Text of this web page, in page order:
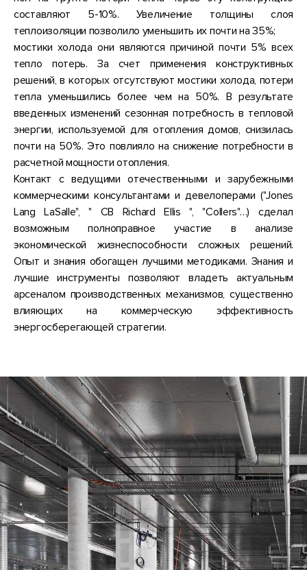
составляют 5-10%. Увеличение толщины слоя
теплоизоляции позволило уменьшить их почти на 35%;
мостики холода они являются причиной почти 5% всех
тепло потерь. За счет применения конструктивных
решений, в которых отсутствуют мостики холода, потери
тепла уменьшились более чем на 50%. В результате
введенных изменений сезонная потребность в тепловой
энергии, используемой для отопления домов, снизилась
почти на 50%. Это повлияло на снижение потребности в
расчетной мощности отопления.
Контакт с ведущими отечественными и зарубежными
коммерческими консультантами и девелоперами ("Jones
Lang LaSalle", " CB Richard Ellis ", "Collers"…) сделал
возможным полноправное участие в анализе
экономической жизнеспособности сложных решений.
Опыт и знания обогащен лучшими методиками. Знания и
лучшие инструменты позволяют владеть актуальным
арсеналом производственных механизмов, существенно
влияющих на коммерческую эффективность
энергосберегающей стратегии.